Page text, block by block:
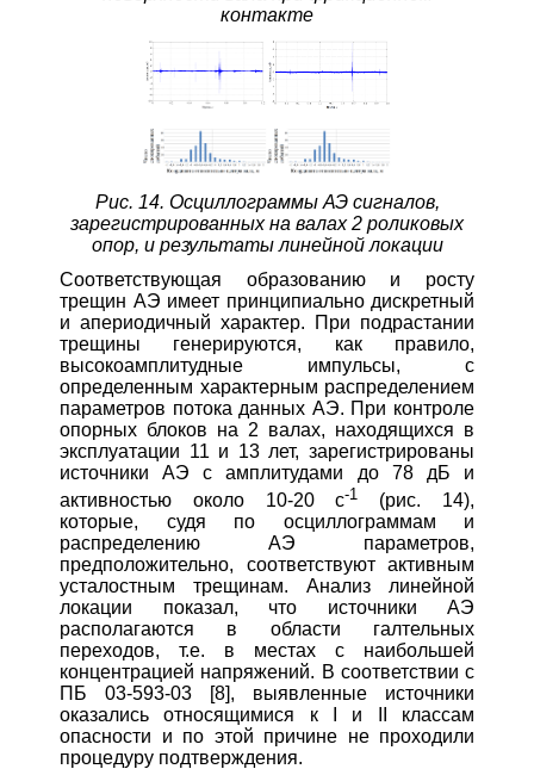
контакте
Рис. 14. Осциллограммы АЭ сигналов,
зарегистрированных на валах 2 роликовых
опор, и результаты линейной локации
Соответствующая образованию и росту
трещин АЭ имеет принципиально дискретный
и апериодичный характер. При подрастании
трещины генерируются, как правило,
высокоамплитудные импульсы, с
определенным характерным распределением
параметров потока данных АЭ. При контроле
опорных блоков на 2 валах, находящихся в
эксплуатации 11 и 13 лет, зарегистрированы
источники АЭ с амплитудами до 78 дБ и
активностью около 10‑20 с-1
(рис. 14),
которые, судя по осциллограммам и
распределению АЭ параметров,
предположительно, соответствуют активным
усталостным трещинам. Анализ линейной
локации показал, что источники АЭ
располагаются в области галтельных
переходов, т.е. в местах с наибольшей
концентрацией напряжений. В соответствии с
ПБ 03-593-03 [8], выявленные источники
оказались относящимися к I и II классам
опасности и по этой причине не проходили
процедуру подтверждения.